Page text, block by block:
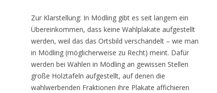
Zur Klarstellung: In Mödling gibt es seit langem ein
Übereinkommen, dass keine Wahlplakate aufgestellt
werden, weil das das Ortsbild verschandelt – wie man
in Mödling (möglicherweise zu Recht) meint. Dafür
werden bei Wahlen in Mödling an gewissen Stellen
große Holztafeln aufgestellt, auf denen die
wahlwerbenden Fraktionen ihre Plakate affichieren